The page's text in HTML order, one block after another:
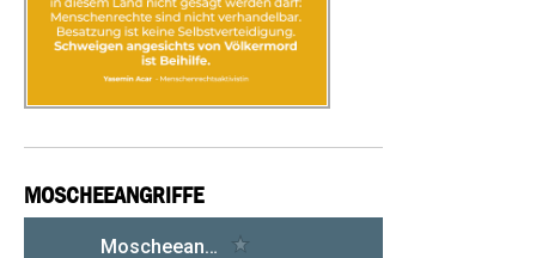
MOSCHEEANGRIFFE